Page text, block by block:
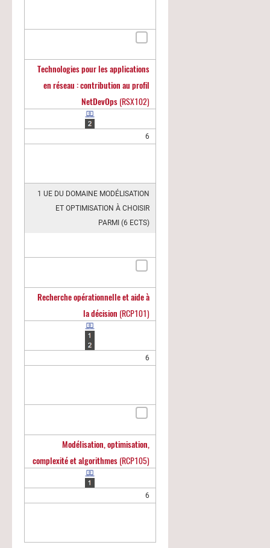
Technologies pour les applications
en réseau : contribution au profil
NetDevOps (RSX102)
6
1 UE DU DOMAINE MODÉLISATION
ET OPTIMISATION À CHOISIR
PARMI (6 ECTS)
Recherche opérationnelle et aide à
la décision (RCP101)
6
Modélisation, optimisation,
complexité et algorithmes (RCP105)
6